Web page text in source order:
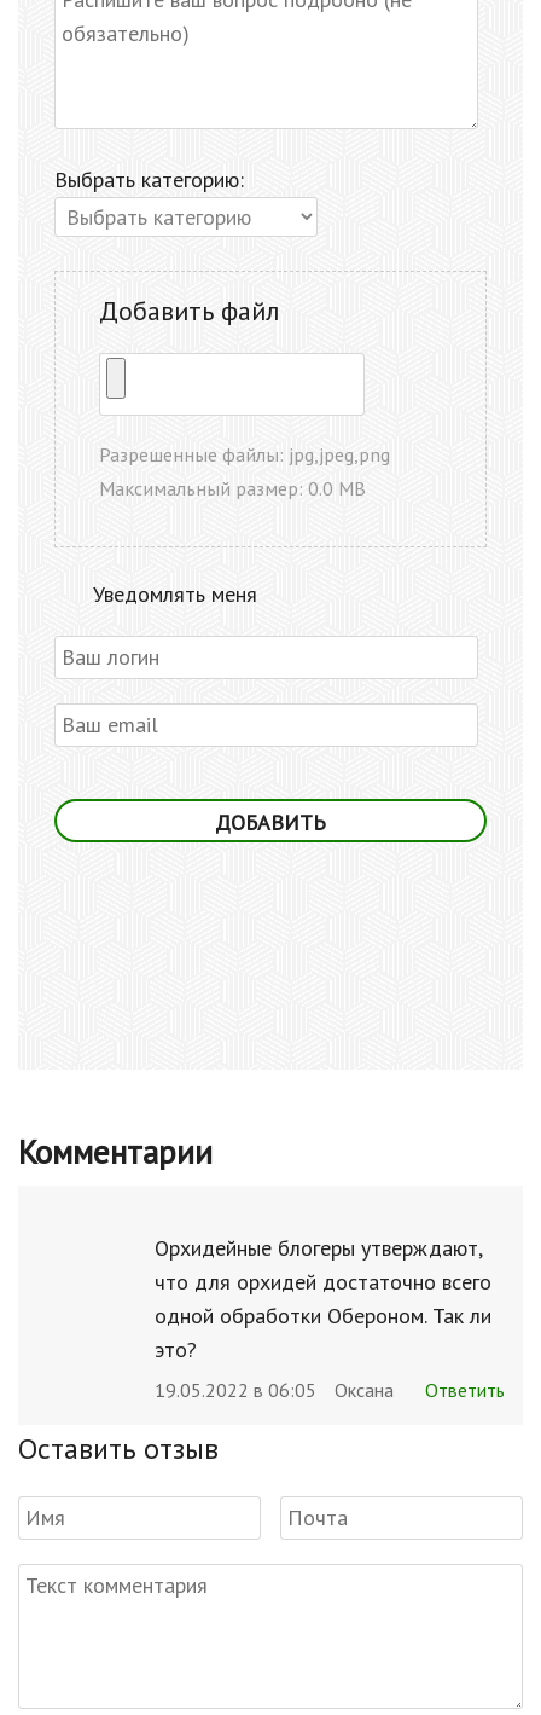
Выбрать категорию:
Добавить файл
Разрешенные файлы: jpg,jpeg,png
Максимальный размер: 0.0 MB
Уведомлять меня
Комментарии
Орхидейные блогеры утверждают,
что для орхидей достаточно всего
одной обработки Обероном. Так ли
это?
19.05.2022 в 06:05 Оксана Ответить
Оставить отзыв